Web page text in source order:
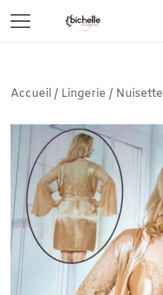
Accueil / Lingerie / Nuisette